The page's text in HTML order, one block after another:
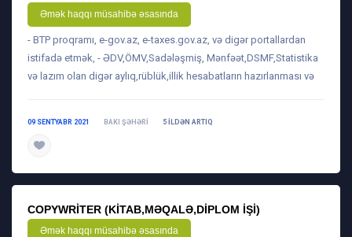
Əmək haqqı müsahibə əsasında
- BTP proqramı, e-gov.az, e-taxes.gov.az, və digər portallardan
istifadə etmək, - ƏDV,ÖMV,Sadələşmiş, Mənfəət,DSMF,Statistika
və lazım olan digər aylıq,rüblük,illik hesabatların hazırlanması və
09 SENTYABR 2021 BAKI ŞƏHƏRI 5 ILDƏN ARTIQ
COPYWRITER (KITAB,MƏQALƏ,DIPLOM IŞI)
Əmək haqqı müsahibə əsasında